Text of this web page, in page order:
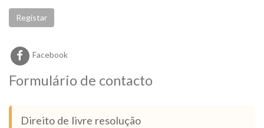
Registar
Facebook
Formulário de contacto
Direito de livre resolução